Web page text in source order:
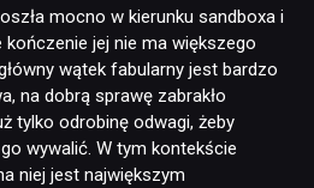
mocno w kierunku sandboxa i
kończenie jej nie ma większego
wątek fabularny jest bardzo
na dobrą sprawę zabrakło
tylko odrobinę odwagi, żeby
wywalić. W tym kontekście
niej jest największym